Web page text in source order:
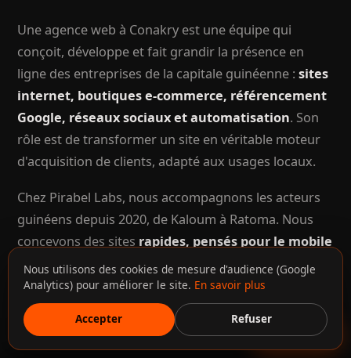
Une agence web à Conakry est une équipe qui
conçoit, développe et fait grandir la présence en
ligne des entreprises de la capitale guinéenne :sites
internet, boutiques e-commerce, référencement
Google, réseaux sociaux et automatisation. Son
rôle est de transformer un site en véritable moteur
d'acquisition de clients, adapté aux usages locaux.
Chez Pirabel Labs, nous accompagnons les acteurs
guinéens depuis 2020, de Kaloum à Ratoma. Nous
concevons des sites rapides, pensés pour le mobile
et la 4G, optimisés pour le SEOet intégrant
nativement le paiement Orange Money et MTN
MoMo, indispensable pour vendre en Guinée.
Nous utilisons des cookies de mesure d'audience (Google
Analytics) pour améliorer le site. En savoir plus
Accepter Refuser
Discuter